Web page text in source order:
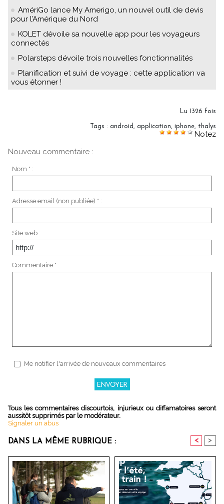
AmériGo lance My Amerigo, un nouvel outil de devis
pour l’Amérique du Nord
KOLET dévoile sa nouvelle app pour les voyageurs
connectés
Polarsteps dévoile trois nouvelles fonctionnalités
Planification et suivi de voyage : cette application va
vous étonner !
Lu 1326 fois
Tags : android, application, iphone, thalys
Notez
Nouveau commentaire :
Nom * :
Adresse email (non publiée) * :
Site web :
Commentaire * :
Me notifier l'arrivée de nouveaux commentaires
Tous les commentaires discourtois, injurieux ou diffamatoires seront
aussitôt supprimés par le modérateur.
Signaler un abus
DANS LA MÊME RUBRIQUE : < >